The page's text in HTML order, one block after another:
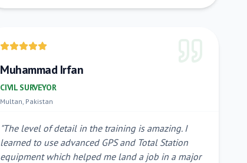
Muhammad Irfan
CIVIL SURVEYOR
Multan, Pakistan
"The level of detail in the training is amazing. I
learned to use advanced GPS and Total Station
equipment which helped me land a job in a major